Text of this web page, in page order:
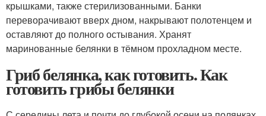
крышками, также стерилизованными. Банки
переворачивают вверх дном, накрывают полотенцем и
оставляют до полного остывания. Хранят
маринованные белянки в тёмном прохладном месте.
Гриб белянка, как готовить. Как
готовить грибы белянки